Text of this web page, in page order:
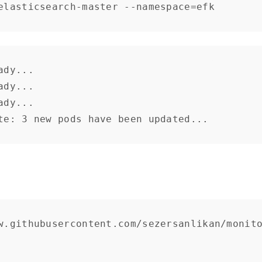
master --namespace=efk
3 new pods have been updated...
sezersanlikan/